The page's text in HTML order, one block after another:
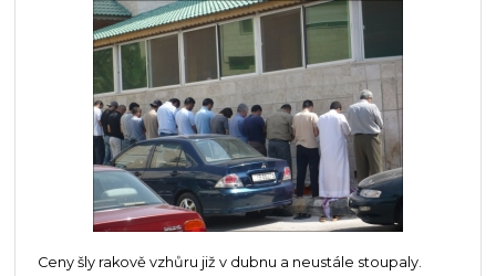
Ceny šly rakově vzhůru již v dubnu a neustále stoupaly.